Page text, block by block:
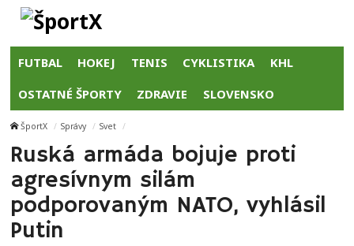
FUTBAL HOKEJ TENIS CYKLISTIKA KHL
OSTATNÉ ŠPORTY ZDRAVIE SLOVENSKO
ŠportX Správy Svet
Ruská armáda bojuje proti
agresívnym silám
podporovaným NATO, vyhlásil
Putin